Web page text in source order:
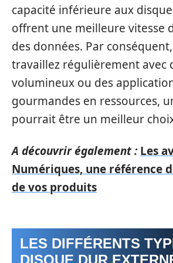
capacité inférieure aux
offrent une meilleure vitesse
des données. Par
travaillez régulièrement avec
volumineux ou des
gourmandes en ressources,
pourrait être un meilleur
A découvrir également : Les
Numériques, une référence
de vos produits
LES DIFFÉRENTS
DISQUE DUR